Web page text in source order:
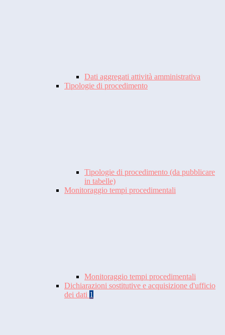
Dati aggregati attività amministrativa
Tipologie di procedimento
Tipologie di procedimento (da pubblicare
in tabelle)
Monitoraggio tempi procedimentali
Monitoraggio tempi procedimentali
Dichiarazioni sostitutive e acquisizione d'ufficio
dei dati 1